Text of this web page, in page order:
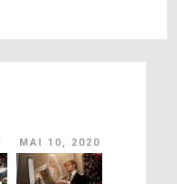
MAI 10, 2020